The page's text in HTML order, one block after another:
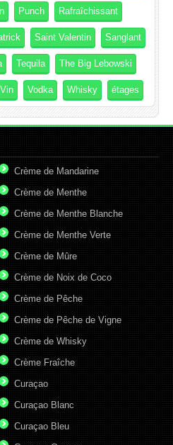
Punch Rafraîchissant
Saint Valentin Sanglant
Tequila The Big Lebowski
Vin Vodka Whisky étages
Crème de Mandarine
Crème de Menthe
Crème de Menthe Blanche
Crème de Menthe Verte
Crème de Mûre
Crème de Noix de Coco
Crème de Pêche
Crème de Pêche de Vigne
Crème de Whisky
Crème Fraîche
Curaçao
Curaçao Blanc
Curaçao Bleu